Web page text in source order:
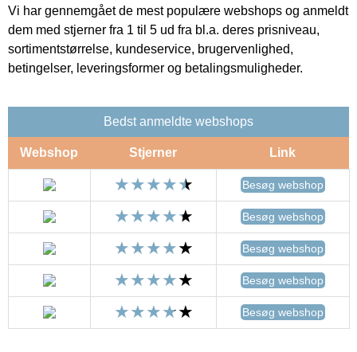
Vi har gennemgået de mest populære webshops og anmeldt
dem med stjerner fra 1 til 5 ud fra bl.a. deres prisniveau,
sortimentstørrelse, kundeservice, brugervenlighed,
betingelser, leveringsformer og betalingsmuligheder.
Bedst anmeldte webshops
Webshop Stjerner Link
Besøg webshop
Besøg webshop
Besøg webshop
Besøg webshop
Besøg webshop